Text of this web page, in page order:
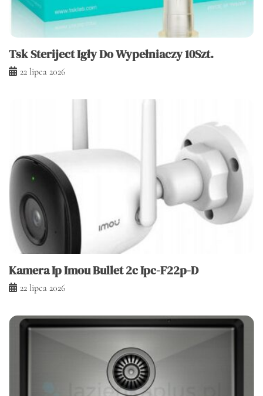
Tsk Steriject Igły Do Wypełniaczy 10Szt.
22 lipca 2026
Kamera Ip Imou Bullet 2c Ipc-F22p-D
22 lipca 2026